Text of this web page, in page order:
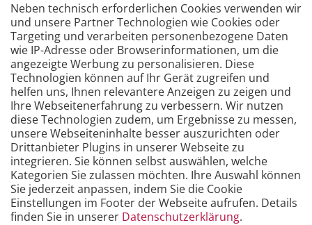
Unsere E-Learning Kurse
Mit wenig Zeitaufwand die Grundlagen erlernen.
Wo und wann Sie wollen.
Mehr erfahren …
Neben technisch erforderlichen Cookies verwenden wir
und unsere Partner Technologien wie Cookies oder
Targeting und verarbeiten personenbezogene Daten
wie IP-Adresse oder Browserinformationen, um die
angezeigte Werbung zu personalisieren. Diese
Technologien können auf Ihr Gerät zugreifen und
helfen uns, Ihnen relevantere Anzeigen zu zeigen und
Ihre Webseitenerfahrung zu verbessern. Wir nutzen
diese Technologien zudem, um Ergebnisse zu messen,
unsere Webseiteninhalte besser auszurichten oder
Drittanbieter Plugins in unserer Webseite zu
integrieren. Sie können selbst auswählen, welche
Kategorien Sie zulassen möchten. Ihre Auswahl können
Sie jederzeit anpassen, indem Sie die Cookie
Einstellungen im Footer der Webseite aufrufen. Details
finden Sie in unserer Datenschutzerklärung.